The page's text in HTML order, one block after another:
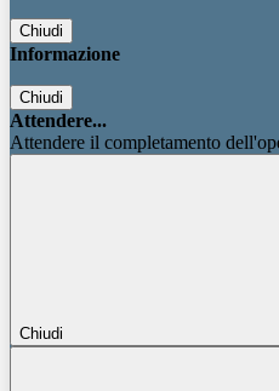
Chiudi
Informazione
Chiudi
Attendere...
Attendere il completamento
Chiudi